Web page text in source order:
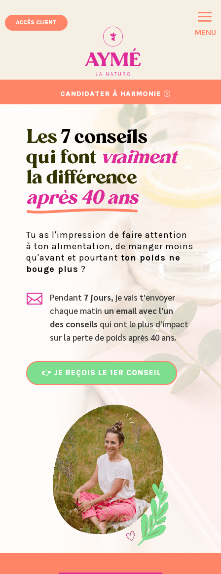
MENU
ACCÈS CLIENT
CANDIDATER À HARMONIE
Les7 conseils
qui font vraiment
la différence
après 40 ans
Tu as l'impression de faire attention
à ton alimentation, de manger moins
qu'avant et pourtantton poids ne
bouge plus ?
 Pendant 7 jours, je vais t'envoyer
chaque matin un email avec l'un
des conseils qui ont le plus d'impact
sur la perte de poids après 40 ans.
👉 JE REÇOIS LE 1ER CONSEIL